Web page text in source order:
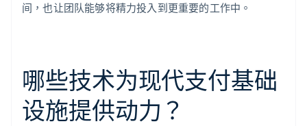
间，也让团队能够将精力投入到更重要的工作中。
哪些技术为现代支付基础
设施提供动力？